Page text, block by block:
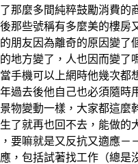
那麼多間純粹鼓勵消費的
那些號稱有多麼美的樓房
朋友因為離奇的原因變了
的地方變了，人也因而變了
手機可以上網時他幾次都
過去後他自己也必須隨時
物變動一樣，大家都這麼
了就再也回不去，能做的
要嘛就是又反抗又適應－
，包括試著找工作（總是